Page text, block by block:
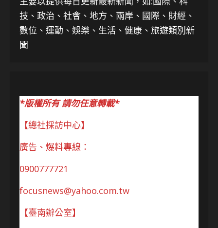
技、 政治、社會、地方、兩岸、國際、財經、
數位、運動、娛樂、生活、健康、旅遊類別新
聞
*版權所有 請勿任意轉載*
【總社採訪中心】
廣告、爆料專線：
0900777721
focusnews@yahoo.com.tw
【臺南辦公室】